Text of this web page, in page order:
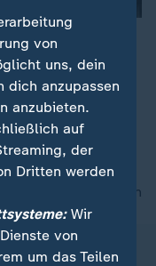
im Libanon"
"für eine
Ulf Röller in
nach oben
von
uns, dein
dich anzupassen
anzubieten.
auf
der
Dritten werden
Wir
von
um das Teilen